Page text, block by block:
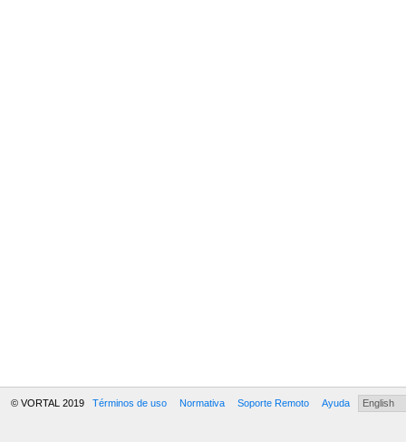
© VORTAL 2019 Términos de uso Normativa Soporte Remoto Ayuda